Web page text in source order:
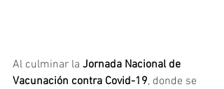
Al culminar la Jornada Nacional de
Vacunación contra Covid-19, donde se